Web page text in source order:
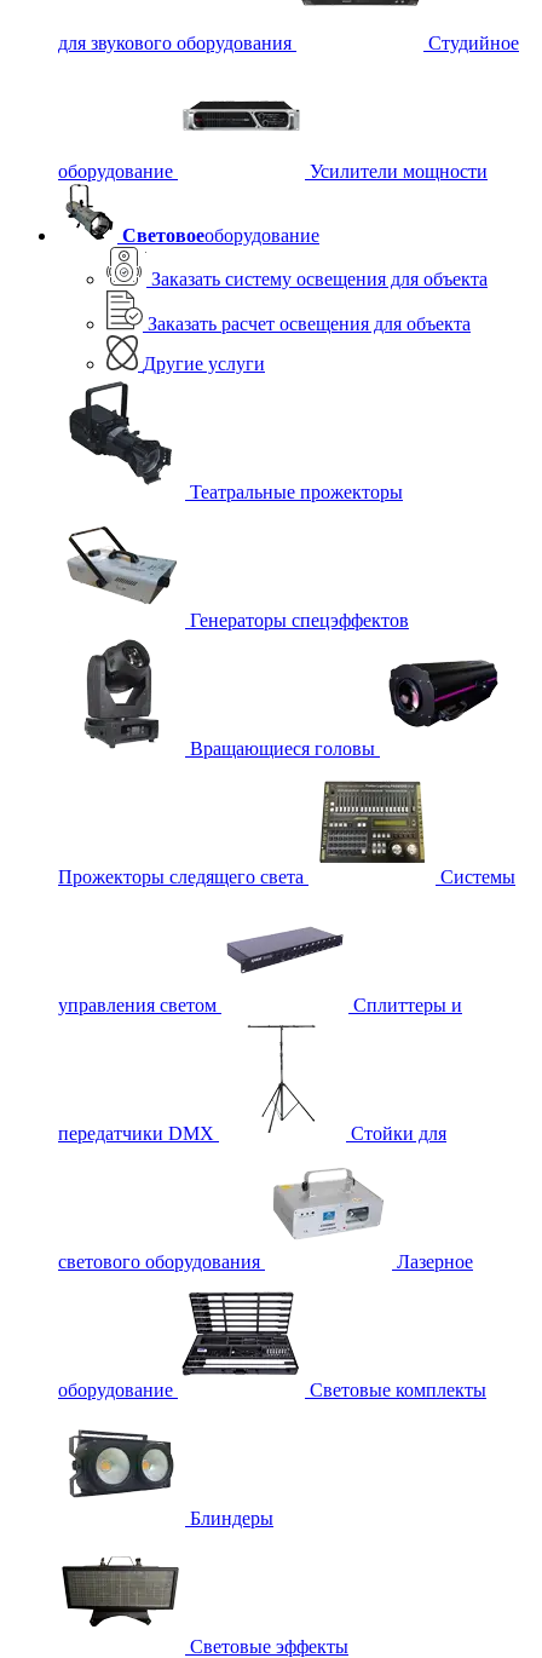
для звукового оборудования Студийное
оборудование Усилители мощности
Световоеоборудование
Заказать систему освещения для объекта
Заказать расчет освещения для объекта
Другие услуги
Театральные прожекторы
Генераторы спецэффектов
Вращающиеся головы
Прожекторы следящего света Системы
управления светом Сплиттеры и
передатчики DMX Стойки для
светового оборудования Лазерное
оборудование Световые комплекты
Блиндеры
Световые эффекты